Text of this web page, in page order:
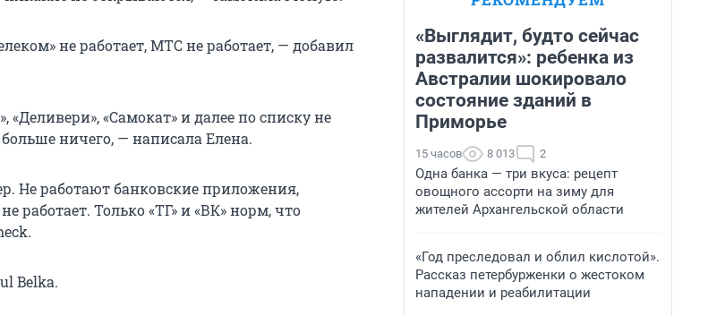
не работает, МТС не работает, — добавил
«Деливери», «Самокат» и далее по списку не
больше ничего, — написала Елена.
Не работают банковские приложения,
работает. Только «ТГ» и «ВК» норм, что
Belka.
«Выглядит, будто сейчас
развалится»: ребенка из
Австралии шокировало
состояние зданий в
Приморье
15 часов 8 013 2
Одна банка — три вкуса: рецепт
овощного ассорти на зиму для
жителей Архангельской области
«Год преследовал и облил кислотой».
Рассказ петербурженки о жестоком
нападении и реабилитации